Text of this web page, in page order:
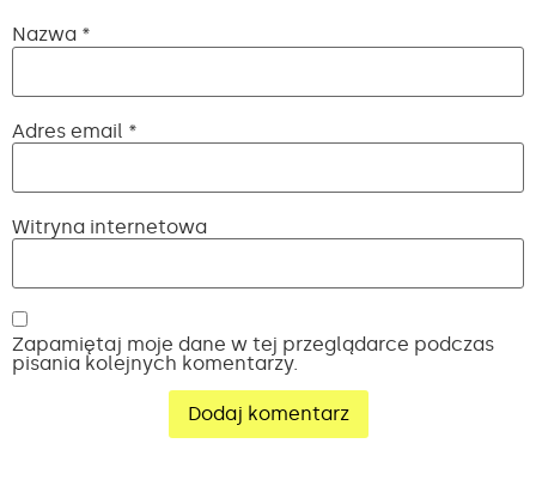
Nazwa *
Adres email *
Witryna internetowa
Zapamiętaj moje dane w tej przeglądarce podczas
pisania kolejnych komentarzy.